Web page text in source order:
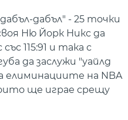
дабъл" - 25 точки
Ню Йорк Никс да
115:91 и така с
да заслужи "уайлд
елиминациите на NBA
ще играе срещу